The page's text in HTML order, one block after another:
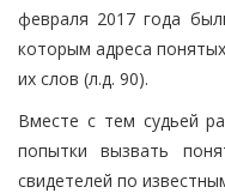
февраля 2017 года
которым адреса
их слов (л.д. 90).
Вместе с тем судьей
попытки вызвать
свидетелей по